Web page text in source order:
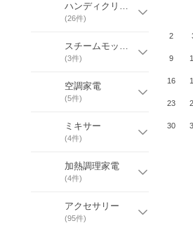
ハンディクリーナー
(26件)
スチームモップ / シミ取りクリ
(3件)
空調家電
(5件)
ミキサー
(4件)
加熱調理家電
(4件)
アクセサリー
(95件)
2
9
16
23
30